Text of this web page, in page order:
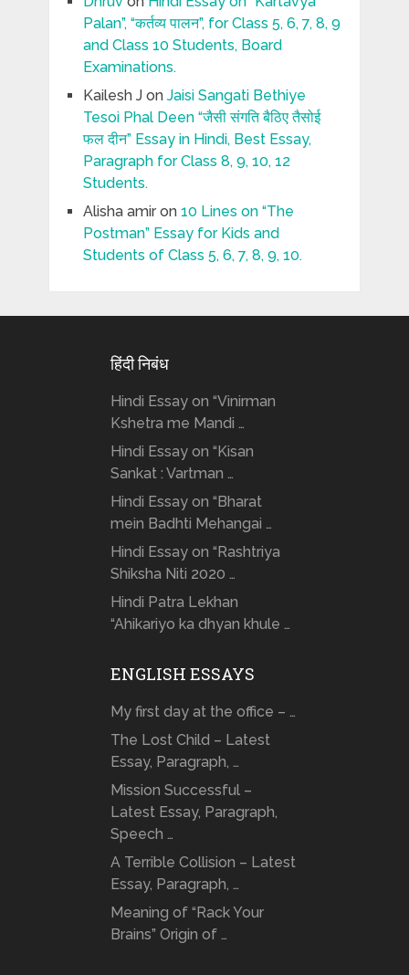
Palan”, “कर्तव्य पालन”, for Class 5, 6, 7, 8, 9
and Class 10 Students, Board
Examinations.
Kailesh Jon Jaisi Sangati Bethiye
Tesoi Phal Deen “जैसी संगति बैठिए तैसोई
फल दीन” Essay in Hindi, Best Essay,
Paragraph for Class 8, 9, 10, 12
Students.
Alisha amiron 10 Lines on “The
Postman” Essay for Kids and
Students of Class 5, 6, 7, 8, 9, 10.
हिंदी निबंध
Hindi Essay on “Vinirman
Kshetra me Mandi …
Hindi Essay on “Kisan
Sankat : Vartman …
Hindi Essay on “Bharat
mein Badhti Mehangai …
Hindi Essay on “Rashtriya
Shiksha Niti 2020 …
Hindi Patra Lekhan
“Ahikariyo ka dhyan khule …
ENGLISH ESSAYS
My first day at the office – …
The Lost Child – Latest
Essay, Paragraph, …
Mission Successful –
Latest Essay, Paragraph,
Speech …
A Terrible Collision – Latest
Essay, Paragraph, …
Meaning of “Rack Your
Brains” Origin of …